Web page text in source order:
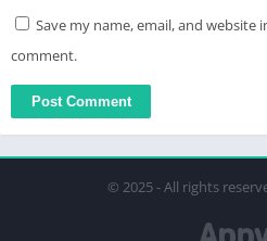
Save my name, email, and
comment.
© 2025 - All rights